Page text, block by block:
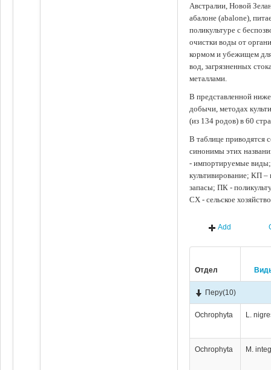
Австралии, Новой
абалоне (abalone),
поликультуре с
очистки воды от
кормом и убежищем
вод, загрязненных
металлами.
В представленной
добычи, методах
(из 134 родов) в 60
В таблице приводятся
синонимы этих
- импортируемые
культивирование; КП
запасы; ПК -
СХ - сельское
Add
Отдел
Перу(10)
Ochrophyta L.
Ochrophyta M.